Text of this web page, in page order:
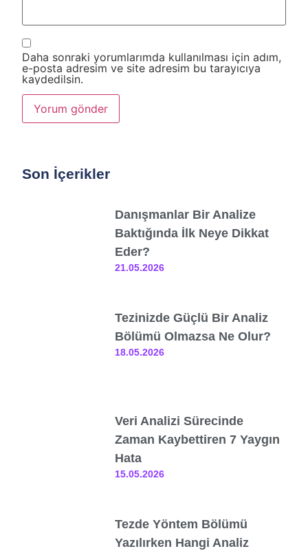
Daha sonraki yorumlarımda kullanılması için adım,
e-posta adresim ve site adresim bu tarayıcıya
kaydedilsin.
Son İçerikler
Danışmanlar Bir Analize
Baktığında İlk Neye Dikkat
Eder?
21.05.2026
Tezinizde Güçlü Bir Analiz
Bölümü Olmazsa Ne Olur?
18.05.2026
Veri Analizi Sürecinde
Zaman Kaybettiren 7 Yaygın
Hata
15.05.2026
Tezde Yöntem Bölümü
Yazılırken Hangi Analiz